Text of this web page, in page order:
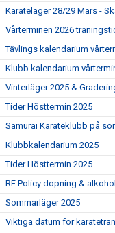
Karateläger 28/29 Mars -
Vårterminen 2026
Tävlings kalendarium
Klubb kalendarium
Vinterläger 2025 &
Tider Hösttermin 2025
Samurai Karateklubb på
Klubbkalendarium 2025
Tider Hösttermin 2025
RF Policy dopning & alkohol
Sommarläger 2025
Viktiga datum för